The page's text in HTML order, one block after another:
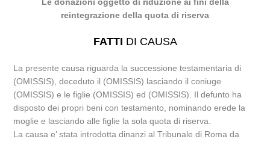
reintegrazione della quota di riserva
FATTI DI CAUSA
La presente causa riguarda la successione testamentaria di
(OMISSIS), deceduto il (OMISSIS) lasciando il coniuge
(OMISSIS) e le figlie (OMISSIS) ed (OMISSIS). Il defunto ha
disposto dei propri beni con testamento, nominando erede la
moglie e lasciando alle figlie la sola quota di riserva.
La causa e’ stata introdotta dinanzi al Tribunale di Roma da